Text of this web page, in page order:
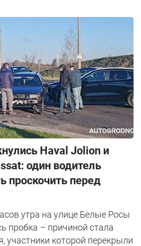
Haval Jolion и
один водитель
проскочить перед
утра на улице Белые Росы
пробка – причиной стала
участники которой перекрыли